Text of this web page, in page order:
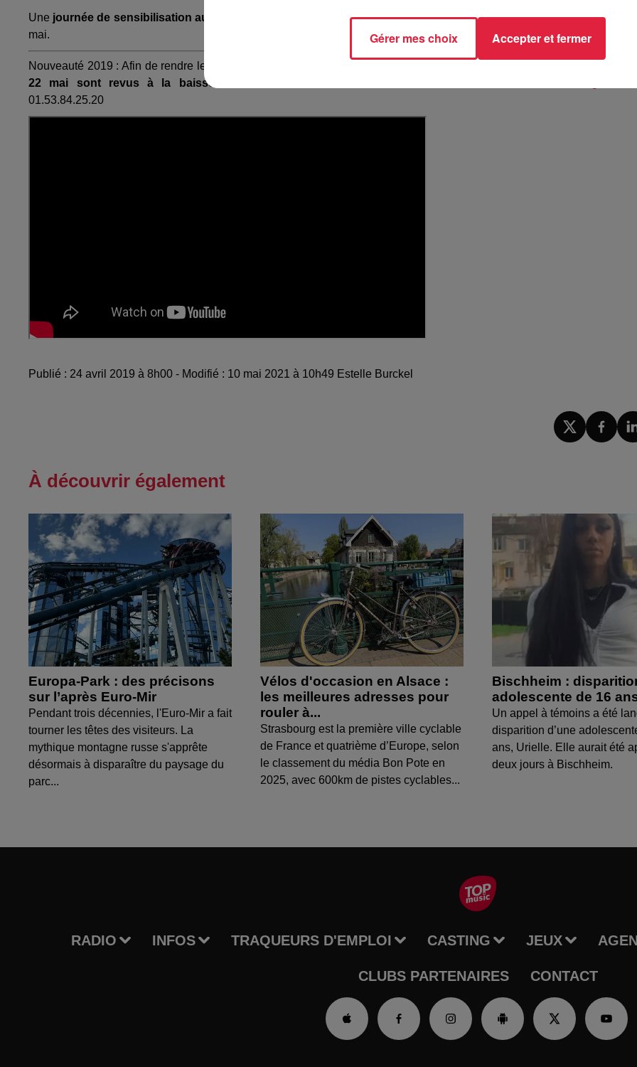
Une journée de sensibilisation au handicap aura lieu le 21 mai et unejournée consacrée à la place de la femme
mai.
Nouveauté 2019 : Afin de rendre le tournoi accessible au plus grand nombre,
22 mai sont revus à la
baisse
01.53.84.25.20
Publié : 24 avril 2019 à 8h00 - Modifié : 10 mai 2021 à 10h49 Estelle Burckel
À découvrir également
Europa-Park : des précisons
sur l’après Euro-Mir
Pendant trois décennies, l'Euro-Mir a fait
tourner les têtes des visiteurs. La
mythique montagne russe s'apprête
désormais à disparaître du paysage du
parc...
Vélos d'occasion en Alsace :
les meilleures adresses pour
rouler à...
Strasbourg est la première ville cyclable
de France et quatrième d’Europe, selon
le classement du média Bon Pote en
2025, avec 600km de pistes cyclables...
Bischheim :
adolescente de 16
Un appel à témoins a été
disparition d’une
ans, Urielle. Elle aurait été
deux jours à Bischheim.
RADIO INFOS TRAQUEURS D'EMPLOI CASTING JEUX
CLUBS PARTENAIRES CONTACT
Gérer mes choix Accepter et fermer